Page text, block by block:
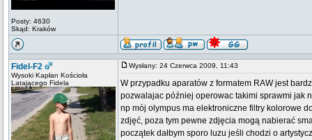
Posty: 4630
Skąd: Kraków
Fidel-F2
Wysoki Kapłan Kościoła
Latającego Fidela
Wysłany: 24 Czerwca 2009, 11:43
W przypadku aparatów z formatem RAW jest
pozwalajac później operowac takimi sprawmi jak
np mój olympus ma elektroniczne filtry kolorowe
zdjęć, poza tym pewne zdjęcia mogą nabierać
początek dałbym sporo luzu jeśli chodzi o